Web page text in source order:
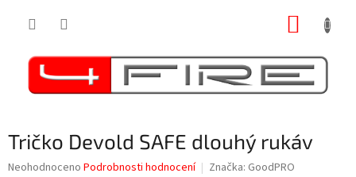
Tričko Devold SAFE dlouhý rukáv
Průměrné
Neohodnoceno Podrobnosti hodnocení Značka: GoodPRO